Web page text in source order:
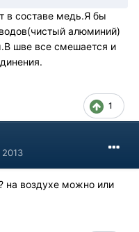
в составе медь.Я бы
алюминий)
шве все смешается и
1
2013
на воздухе можно или